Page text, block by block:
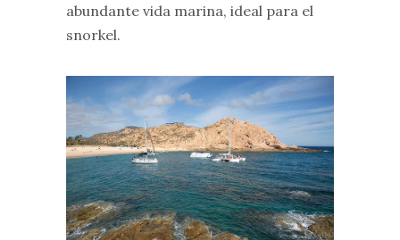
abundante vida marina, ideal para el
snorkel.